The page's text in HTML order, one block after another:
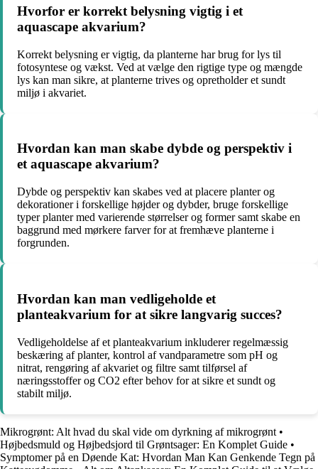
Hvorfor er korrekt belysning vigtig i et
aquascape akvarium?
Korrekt belysning er vigtig, da planterne har brug for lys til
fotosyntese og vækst. Ved at vælge den rigtige type og mængde
lys kan man sikre, at planterne trives og opretholder et sundt
miljø i akvariet.
Hvordan kan man skabe dybde og perspektiv i
et aquascape akvarium?
Dybde og perspektiv kan skabes ved at placere planter og
dekorationer i forskellige højder og dybder, bruge forskellige
typer planter med varierende størrelser og former samt skabe en
baggrund med mørkere farver for at fremhæve planterne i
forgrunden.
Hvordan kan man vedligeholde et
planteakvarium for at sikre langvarig succes?
Vedligeholdelse af et planteakvarium inkluderer regelmæssig
beskæring af planter, kontrol af vandparametre som pH og
nitrat, rengøring af akvariet og filtre samt tilførsel af
næringsstoffer og CO2 efter behov for at sikre et sundt og
stabilt miljø.
Mikrogrønt: Alt hvad du skal vide om dyrkning af mikrogrønt •
Højbedsmuld og Højbedsjord til Grøntsager: En Komplet Guide •
Symptomer på en Døende Kat: Hvordan Man Kan Genkende Tegn på